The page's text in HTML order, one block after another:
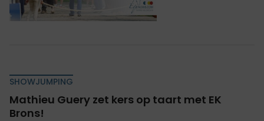
SHOWJUMPING
Mathieu Guery zet kers op taart met EK
Brons!